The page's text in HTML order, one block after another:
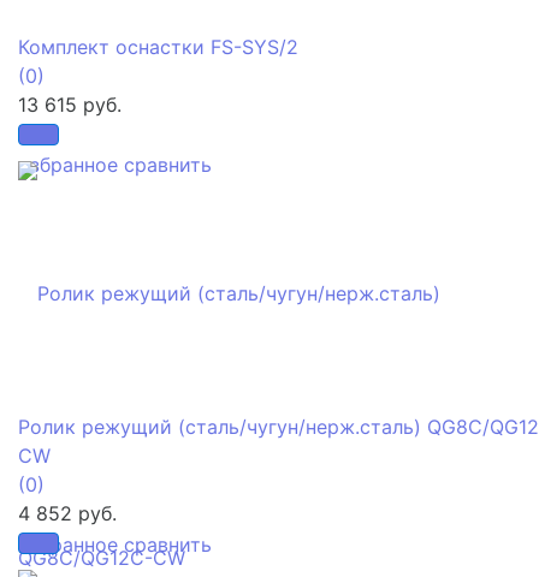
избранное сравнить
Комплект оснастки FS-SYS/2
(0)
13 615 руб.
избранное сравнить
Ролик режущий (сталь/чугун/нерж.сталь) QG8C/
CW
(0)
4 852 руб.